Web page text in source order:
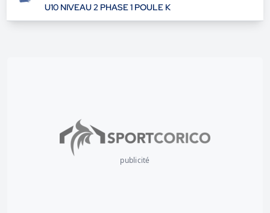
U10 NIVEAU 2 PHASE 1 POULE K
publicité